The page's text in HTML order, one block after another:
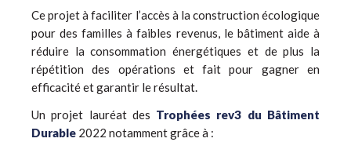
Ce projet à faciliter l’accès à la construction écologique
pour des familles à faibles revenus, le bâtiment aide à
réduire la consommation énergétiques et de plus la
répétition des opérations et fait pour gagner en
efficacité et garantir le résultat.
Un projet lauréat des Trophées rev3 du Bâtiment
Durable 2022 notamment grâce à :